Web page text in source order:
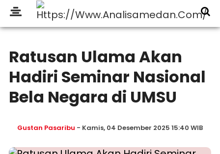
Ratusan Ulama Akan
Hadiri Seminar Nasional
Bela Negara di UMSU
Gustan Pasaribu - Kamis, 04 Desember 2025 15:40 WIB